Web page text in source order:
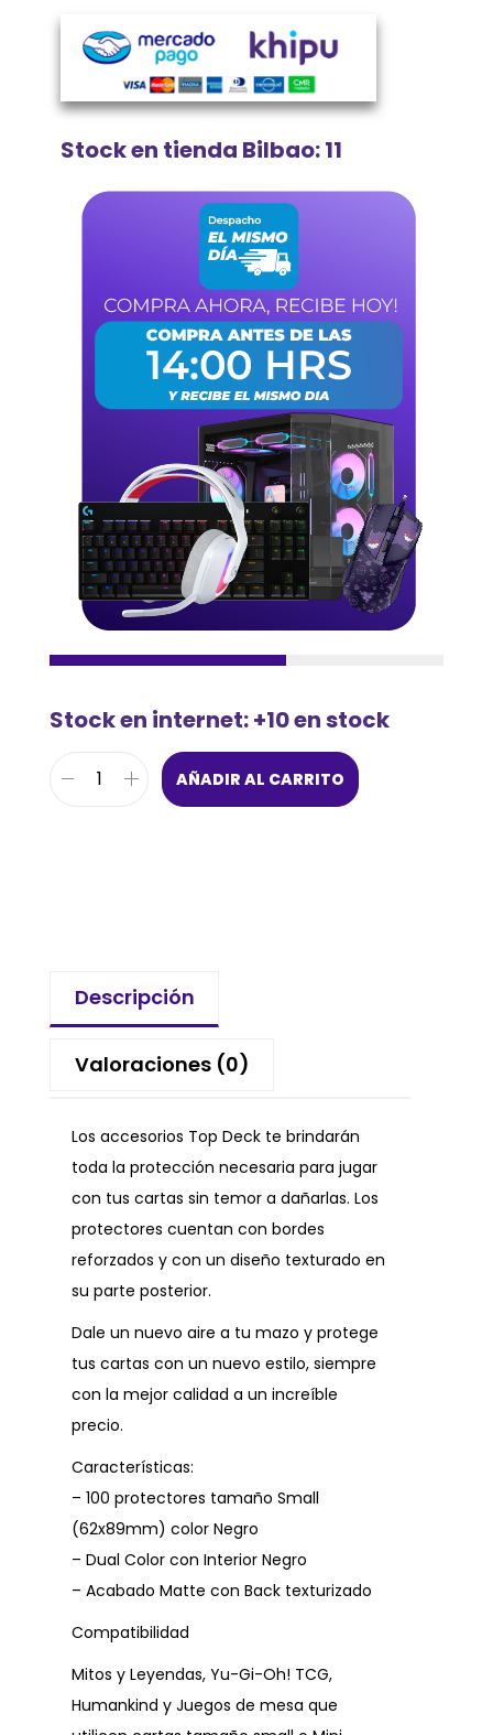
Stock en tienda Bilbao: 11
Stock en internet: +10 en stock
AÑADIR AL CARRITO
Descripción
Valoraciones (0)
Los accesorios Top Deck te brindarán
toda la protección necesaria para jugar
con tus cartas sin temor a dañarlas. Los
protectores cuentan con bordes
reforzados y con un diseño texturado en
su parte posterior.
Dale un nuevo aire a tu mazo y protege
tus cartas con un nuevo estilo, siempre
con la mejor calidad a un increíble
precio.
Características:
– 100 protectores tamaño Small
(62x89mm) color Negro
– Dual Color con Interior Negro
– Acabado Matte con Back texturizado
Compatibilidad
Mitos y Leyendas, Yu-Gi-Oh! TCG,
Humankind y Juegos de mesa que